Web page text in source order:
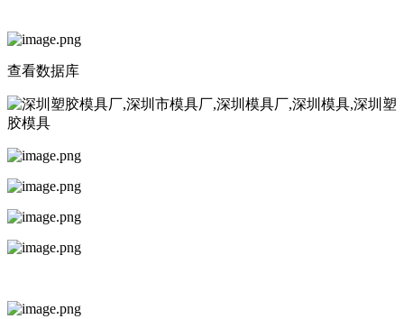
查看数据库